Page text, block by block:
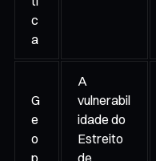
c
a
G
e
o
p
A
vulnerabil
idade do
Estreito
de